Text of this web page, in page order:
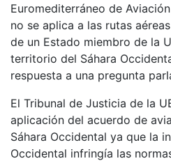
Euromediterráneo de
no se aplica a las rutas
de un Estado miembro de la
territorio del Sáhara
respuesta a una pregunta
El Tribunal de Justicia de la
aplicación del acuerdo de
Sáhara Occidental ya que la
Occidental infringía las